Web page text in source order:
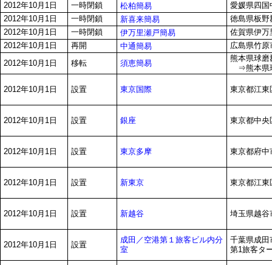
2012年10月1日
一時閉鎖 松柏簡易
愛媛県四国
2012年10月1日
一時閉鎖 新喜来簡易
徳島県板野
2012年10月1日
一時閉鎖 伊万里瀬戸簡易
佐賀県伊万
2012年10月1日
再開 中通簡易
広島県竹原
2012年10月1日
移転 須恵簡易
熊本県球磨
⇒熊本県
2012年10月1日 設置 東京国際 東京都江東
2012年10月1日 設置 銀座 東京都中央
2012年10月1日 設置 東京多摩 東京都府中
2012年10月1日 設置 新東京 東京都江東
2012年10月1日 設置 新越谷 埼玉県越谷
2012年10月1日 設置
成田／空港第１旅客ビル内分
室
千葉県成
第1旅客タ